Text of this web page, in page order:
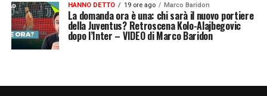
HANNO DETTO 19 ore ago Marco Baridon
La domanda ora è una: chi sarà il nuovo portiere
della Juventus? Retroscena Kolo-Alajbegovic
dopo l’Inter – VIDEO di Marco Baridon